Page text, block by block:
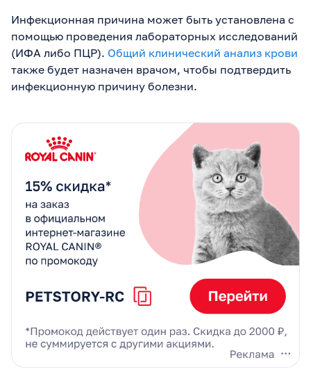
Инфекционная причина может быть установлена с
помощью проведения лабораторных исследований
(ИФА либо ПЦР). Общий клинический анализ крови
также будет назначен врачом, чтобы подтвердить
инфекционную причину болезни.